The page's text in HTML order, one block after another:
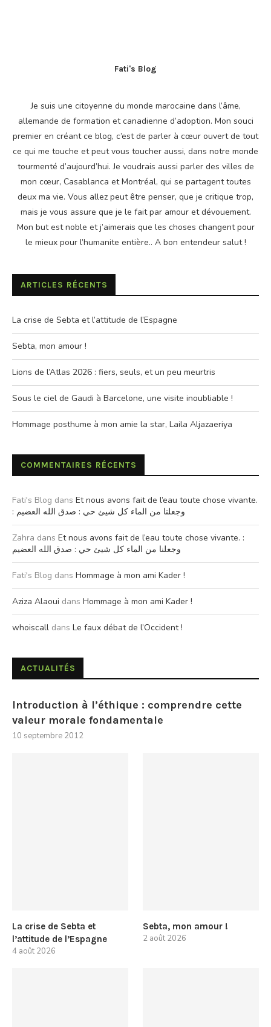
Fati's Blog
Je suis une citoyenne du monde marocaine dans l’âme,
allemande de formation et canadienne d’adoption. Mon souci
premier en créant ce blog, c’est de parler à cœur ouvert de tout
ce qui me touche et peut vous toucher aussi, dans notre monde
tourmenté d’aujourd’hui. Je voudrais aussi parler des villes de
mon cœur, Casablanca et Montréal, qui se partagent toutes
deux ma vie. Vous allez peut être penser, que je critique trop,
mais je vous assure que je le fait par amour et dévouement.
Mon but est noble et j’aimerais que les choses changent pour
le mieux pour l’humanite entière.. A bon entendeur salut !
ARTICLES RÉCENTS
La crise de Sebta et l’attitude de l’Espagne
Sebta, mon amour !
Lions de l’Atlas 2026 : fiers, seuls, et un peu meurtris
Sous le ciel de Gaudi à Barcelone, une visite inoubliable !
Hommage posthume à mon amie la star, Laila Aljazaeriya
COMMENTAIRES RÉCENTS
Fati's Blog dans Et nous avons fait de l’eau toute chose vivante.
: وجعلنا من الماء كل شيئ حي : صدق الله العضيم
Zahra dans Et nous avons fait de l’eau toute chose vivante. :
وجعلنا من الماء كل شيئ حي : صدق الله العضيم
Fati's Blog dans Hommage à mon ami Kader !
Aziza Alaoui dans Hommage à mon ami Kader !
whoiscall dans Le faux débat de l’Occident !
ACTUALITÉS
Introduction à l’éthique : comprendre cette
valeur morale fondamentale
10 septembre 2012
La crise de Sebta et
l’attitude de l’Espagne
4 août 2026
Sebta, mon amour !
2 août 2026